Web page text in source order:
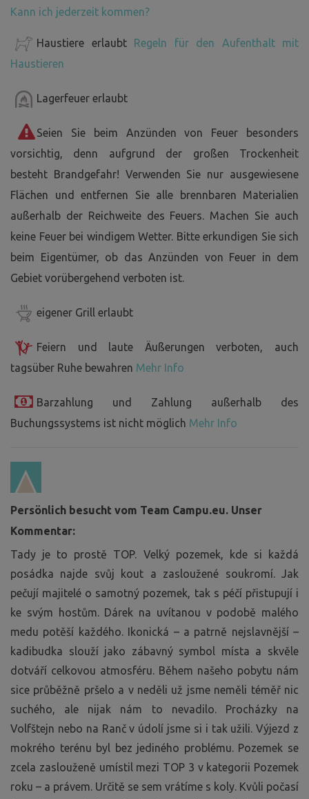
Kann ich jederzeit kommen?
Haustiere erlaubt Regeln für den Aufenthalt mit
Haustieren
Lagerfeuer erlaubt
Seien Sie beim Anzünden von Feuer besonders
vorsichtig, denn aufgrund der großen Trockenheit
besteht Brandgefahr! Verwenden Sie nur ausgewiesene
Flächen und entfernen Sie alle brennbaren Materialien
außerhalb der Reichweite des Feuers. Machen Sie auch
keine Feuer bei windigem Wetter. Bitte erkundigen Sie sich
beim Eigentümer, ob das Anzünden von Feuer in dem
Gebiet vorübergehend verboten ist.
eigener Grill erlaubt
Feiern und laute Äußerungen verboten, auch
tagsüber Ruhe bewahren Mehr Info
Barzahlung und Zahlung außerhalb des
Buchungssystems ist nicht möglich Mehr Info
Persönlich besucht vom Team Campu.eu. Unser
Kommentar:
Tady je to prostě TOP. Velký pozemek, kde si každá
posádka najde svůj kout a zasloužené soukromí. Jak
pečují majitelé o samotný pozemek, tak s péčí přistupují i
ke svým hostům. Dárek na uvítanou v podobě malého
medu potěší každého. Ikonická – a patrně nejslavnější –
kadibudka slouží jako zábavný symbol místa a skvěle
dotváří celkovou atmosféru. Během našeho pobytu nám
sice průběžně pršelo a v neděli už jsme neměli téměř nic
suchého, ale nijak nám to nevadilo. Procházky na
Volfštejn nebo na Ranč v údolí jsme si i tak užili. Výjezd z
mokrého terénu byl bez jediného problému. Pozemek se
zcela zaslouženě umístil mezi TOP 3 v kategorii Pozemek
roku – a právem. Určitě se sem vrátíme s koly. Kvůli počasí